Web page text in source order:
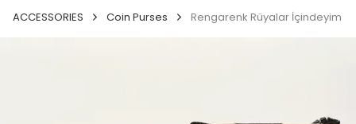
ACCESSORIES Coin Purses Rengarenk Rüyalar İçindeyim